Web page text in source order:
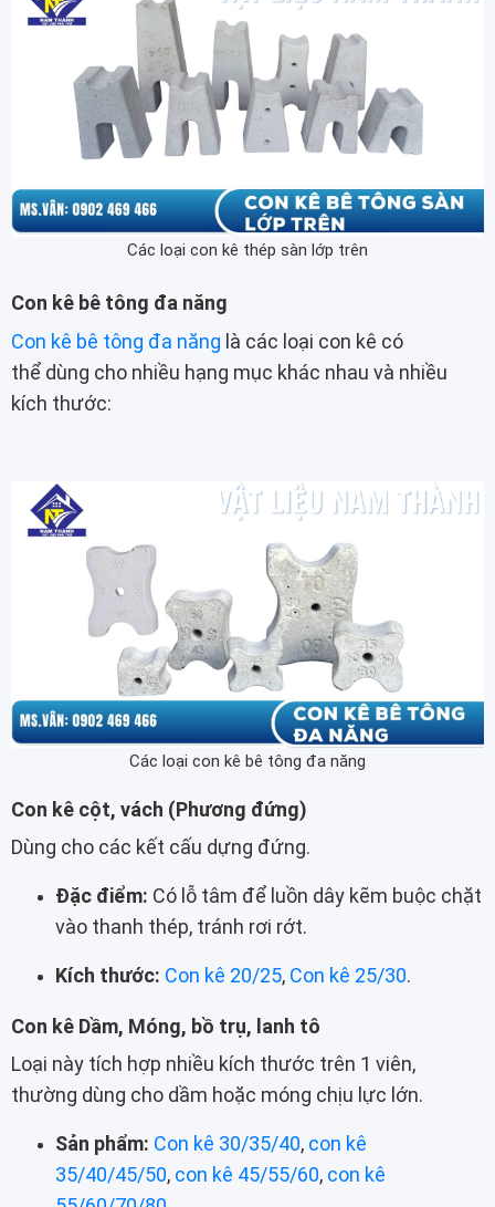
Các loại con kê thép sàn lớp trên
Con kê bê tông đa năng
Con kê bê tông đa năng là các loại con kê có
thể dùng cho nhiều hạng mục khác nhau và nhiều
kích thước:
Các loại con kê bê tông đa năng
Con kê cột, vách (Phương đứng)
Dùng cho các kết cấu dựng đứng.
Đặc điểm: Có lỗ tâm để luồn dây kẽm buộc chặt
vào thanh thép, tránh rơi rớt.
Kích thước: Con kê 20/25, Con kê 25/30.
Con kê Dầm, Móng, bồ trụ, lanh tô
Loại này tích hợp nhiều kích thước trên 1 viên,
thường dùng cho dầm hoặc móng chịu lực lớn.
Sản phẩm: Con kê 30/35/40, con kê
35/40/45/50, con kê 45/55/60, con kê